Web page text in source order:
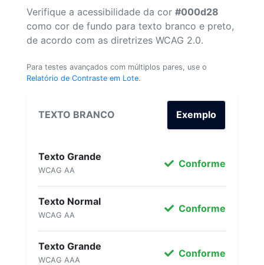
Verifique a acessibilidade da cor #000d28
como cor de fundo para texto branco e preto,
de acordo com as diretrizes WCAG 2.0.
Para testes avançados com múltiplos pares, use o
Relatório de Contraste em Lote.
TEXTO BRANCO Exemplo
Texto Grande
WCAG AA
Conforme
Texto Normal
WCAG AA
Conforme
Texto Grande
WCAG AAA
Conforme